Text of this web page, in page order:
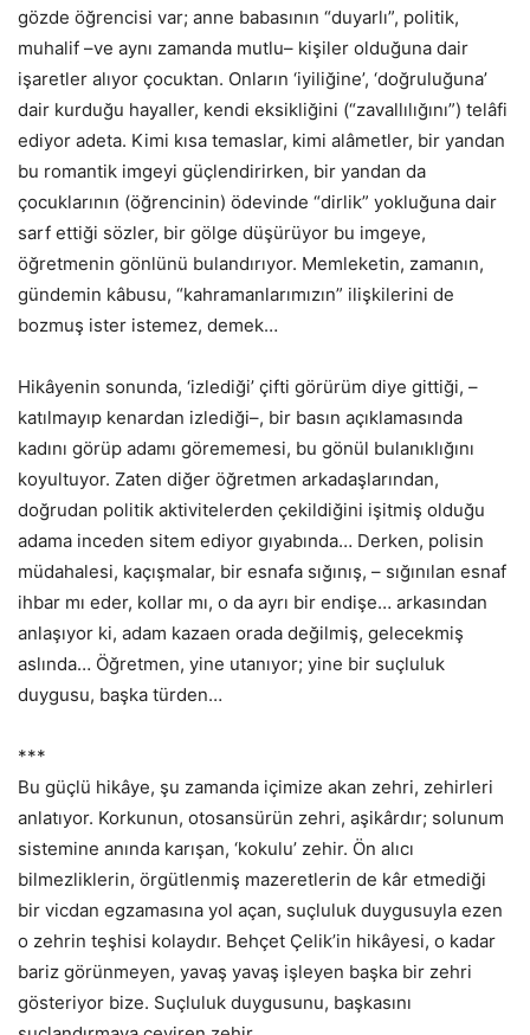
gözde öğrencisi var; anne babasının “duyarlı”, politik,
muhalif –ve aynı zamanda mutlu– kişiler olduğuna dair
işaretler alıyor çocuktan. Onların ‘iyiliğine’, ‘doğruluğuna’
dair kurduğu hayaller, kendi eksikliğini (“zavallılığını”) telâfi
ediyor adeta. Kimi kısa temaslar, kimi alâmetler, bir yandan
bu romantik imgeyi güçlendirirken, bir yandan da
çocuklarının (öğrencinin) ödevinde “dirlik” yokluğuna dair
sarf ettiği sözler, bir gölge düşürüyor bu imgeye,
öğretmenin gönlünü bulandırıyor. Memleketin, zamanın,
gündemin kâbusu, “kahramanlarımızın” ilişkilerini de
bozmuş ister istemez, demek…
Hikâyenin sonunda, ‘izlediği’ çifti görürüm diye gittiği, –
katılmayıp kenardan izlediği–, bir basın açıklamasında
kadını görüp adamı görememesi, bu gönül bulanıklığını
koyultuyor. Zaten diğer öğretmen arkadaşlarından,
doğrudan politik aktivitelerden çekildiğini işitmiş olduğu
adama inceden sitem ediyor gıyabında… Derken, polisin
müdahalesi, kaçışmalar, bir esnafa sığınış, – sığınılan esnaf
ihbar mı eder, kollar mı, o da ayrı bir endişe… arkasından
anlaşıyor ki, adam kazaen orada değilmiş, gelecekmiş
aslında… Öğretmen, yine utanıyor; yine bir suçluluk
duygusu, başka türden…
***
Bu güçlü hikâye, şu zamanda içimize akan zehri, zehirleri
anlatıyor. Korkunun, otosansürün zehri, aşikârdır; solunum
sistemine anında karışan, ‘kokulu’ zehir. Ön alıcı
bilmezliklerin, örgütlenmiş mazeretlerin de kâr etmediği
bir vicdan egzamasına yol açan, suçluluk duygusuyla ezen
o zehrin teşhisi kolaydır. Behçet Çelik’in hikâyesi, o kadar
bariz görünmeyen, yavaş yavaş işleyen başka bir zehri
gösteriyor bize. Suçluluk duygusunu, başkasını